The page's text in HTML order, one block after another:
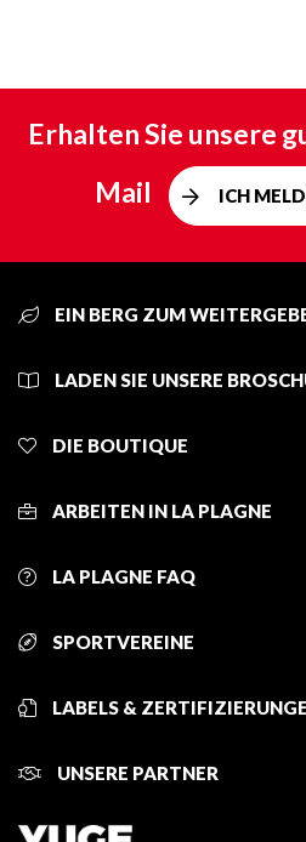
Erhalten Sie unsere
Mail
ICH
EIN BERG ZUM
LADEN SIE UNSERE
DIE BOUTIQUE
ARBEITEN IN LA PLAGNE
LA PLAGNE FAQ
SPORTVEREINE
LABELS &
UNSERE PARTNER